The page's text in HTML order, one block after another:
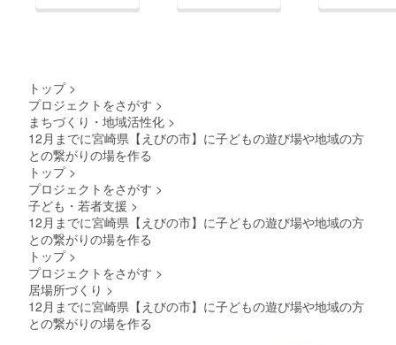
トップ >
プロジェクトをさがす >
まちづくり・地域活性化 >
12月までに宮崎県【えびの市】に子どもの遊び場や地域の方
との繋がりの場を作る
トップ >
プロジェクトをさがす >
子ども・若者支援 >
12月までに宮崎県【えびの市】に子どもの遊び場や地域の方
との繋がりの場を作る
トップ >
プロジェクトをさがす >
居場所づくり >
12月までに宮崎県【えびの市】に子どもの遊び場や地域の方
との繋がりの場を作る